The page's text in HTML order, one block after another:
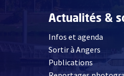
Actualités &
Infos et agenda
Sortir à Angers
Publications